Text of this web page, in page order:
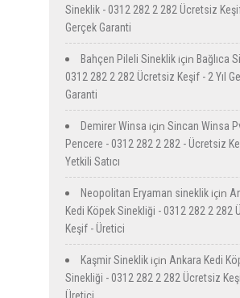
Sineklik - 0312 282 2 282 Ücretsiz Keşif
Gerçek Garanti
Bahçen Pileli Sineklik için Bağlıca
0312 282 2 282 Ücretsiz Keşif - 2 Yıl
Garanti
Demirer Winsa için Sincan Winsa
Pencere - 0312 282 2 282 - Ücretsiz
Yetkili Satıcı
Neopolitan Eryaman sineklik için
Kedi Köpek Sinekliği - 0312 282 2 282
Keşif - Üretici
Kaşmir Sineklik için Ankara Kedi
Sinekliği - 0312 282 2 282 Ücretsiz